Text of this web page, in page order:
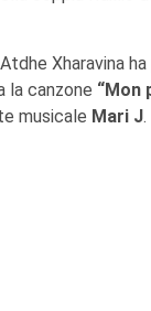
Xharavina
la canzone “Mon
musicale Mari J.